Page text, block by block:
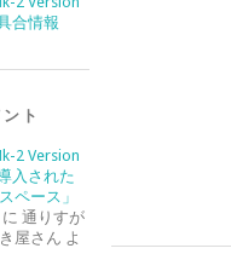
"aws
合情報
ト
2 Version
入された
ペース」
に 通りすが
屋さん よ